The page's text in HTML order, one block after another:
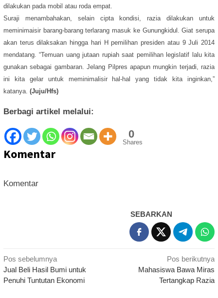
dilakukan pada mobil atau roda empat.
Suraji menambahakan, selain cipta kondisi, razia dilakukan untuk
meminimaisir barang-barang terlarang masuk ke Gunungkidul. Giat serupa
akan terus dilaksakan hingga hari H pemilihan presiden atau 9 Juli 2014
mendatang. “Temuan uang jutaan rupiah saat pemilihan legislatif lalu kita
gunakan sebagai gambaran. Jelang Pilpres apapun mungkin terjadi, razia
ini kita gelar untuk meminimalisir hal-hal yang tidak kita inginkan,”
katanya. (Juju/Hfs)
Berbagi artikel melalui:
0
Shares
Komentar
Komentar
SEBARKAN
Navigasi
pos
Pos sebelumnya
Jual Beli Hasil Bumi untuk
Penuhi Tuntutan Ekonomi
Pos berikutnya
Mahasiswa Bawa Miras
Tertangkap Razia